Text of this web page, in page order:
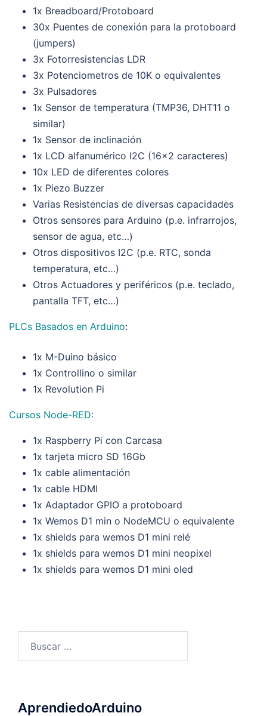
1x Breadboard/Protoboard
30x Puentes de conexión para la protoboard
(jumpers)
3x Fotorresistencias LDR
3x Potenciometros de 10K o equivalentes
3x Pulsadores
1x Sensor de temperatura (TMP36, DHT11 o
similar)
1x Sensor de inclinación
1x LCD alfanumérico I2C (16×2 caracteres)
10x LED de diferentes colores
1x Piezo Buzzer
Varias Resistencias de diversas capacidades
Otros sensores para Arduino (p.e. infrarrojos,
sensor de agua, etc…)
Otros dispositivos I2C (p.e. RTC, sonda
temperatura, etc…)
Otros Actuadores y periféricos (p.e. teclado,
pantalla TFT, etc…)
PLCs Basados en Arduino:
1x M-Duino básico
1x Controllino o similar
1x Revolution Pi
Cursos Node-RED:
1x Raspberry Pi con Carcasa
1x tarjeta micro SD 16Gb
1x cable alimentación
1x cable HDMI
1x Adaptador GPIO a protoboard
1x Wemos D1 min o NodeMCU o equivalente
1x shields para wemos D1 mini relé
1x shields para wemos D1 mini neopixel
1x shields para wemos D1 mini oled
AprendiedoArduino